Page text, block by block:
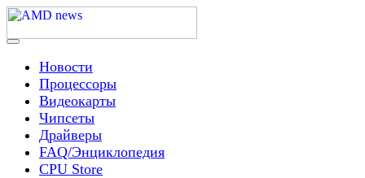
Skip
content
AMD news
Menu
Новости
Процессоры
Видеокарты
Чипсеты
Драйверы
FAQ/Энциклопедия
CPU Store